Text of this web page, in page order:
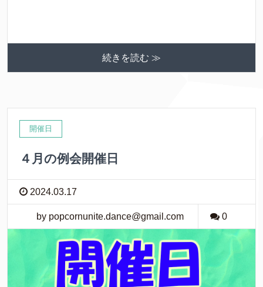
続きを読む ≫
開催日
４月の例会開催日
2024.03.17
by popcornunite.dance@gmail.com 0